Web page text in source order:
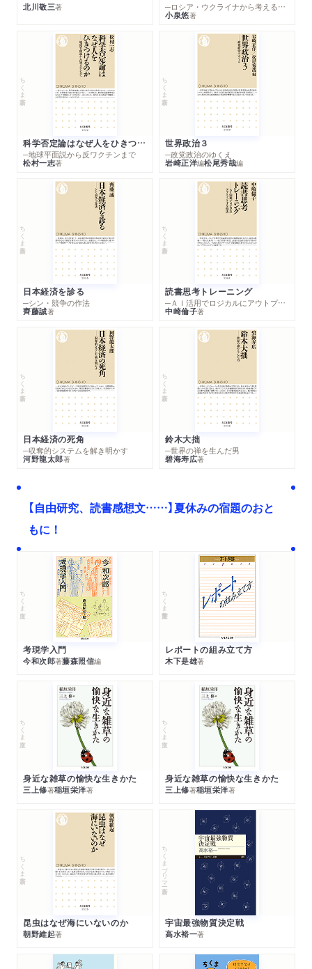
北川敬三著 ─ロシア・ウクライナから考える世界の行方
小泉悠著
ちくま新書
科学否定論はなぜ人をひきつけるのか
─地球平面説から反ワクチンまで
松村一志著
ちくま新書
世界政治３
─政党政治のゆくえ
岩崎正洋編松尾秀哉編
ちくま新書
日本経済を診る
─シン・競争の作法
齊藤誠著
ちくま新書
読書思考トレーニング
─ＡＩ活用でロジカルにアウトプットする技法
中崎倫子著
ちくま新書
日本経済の死角
─収奪的システムを解き明かす
河野龍太郎著
ちくま新書
鈴木大拙
─世界の禅を生んだ男
碧海寿広著
【自由研究、読書感想文……】夏休みの宿題のおと
もに！
ちくま文庫
考現学入門
今和次郎著藤森照信編
ちくま学芸文庫
レポートの組み立て方
木下是雄著
ちくま文庫
身近な雑草の愉快な生きかた
三上修著稲垣栄洋著
ちくま文庫
身近な雑草の愉快な生きかた
三上修著稲垣栄洋著
ちくま新書
昆虫はなぜ海にいないのか
朝野維起著
ちくまプリマー新書
宇宙最強物質決定戦
高水裕一著